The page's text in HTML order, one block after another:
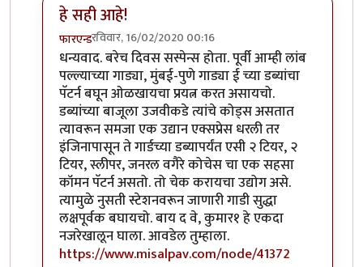
हे सही आहे!
फारएन्डरविवार, 16/02/2020 00:16
In reply toआणि हे हिंदी बघा ..byहेमंतकुमार
धन्यवाद. बरेच दिवस सस्पेन्स होता. पूर्वी आम्ही लांब
पल्ल्याच्या गाड्या, मुंबई-पुणे गाड्या ई च्या डब्यांचा
पॅटर्न बघून ओळखायचा प्रयत्न करत असायचो.
डब्यांच्या बाजूला उजवीकडे त्यांचे कोड्स असतात
त्यावरून समजा एक उद्यान एक्सप्रेस धरली तर
इंजिनापासून ते गार्डच्या डब्यापर्यंत एसी २ टियर, २
टियर, स्लीपर, जनरल वगैरे कोचेस चा एक सहसा
कॉमन पॅटर्न असतो. तो चेक करायचा उद्योग असे.
त्यामुळे नुसती स्टेशनवरून जाणारी गाडी सुद्धा
लक्षपूर्वक बघायचो. बाय द वे, कुमार१ हे एकदा
नजरेखालून घाला. आवडेल तुम्हाला.
https://www.misalpav.com/node/41372